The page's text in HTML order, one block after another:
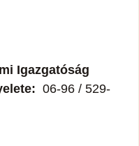
Igazgatóság
06-96 / 529-